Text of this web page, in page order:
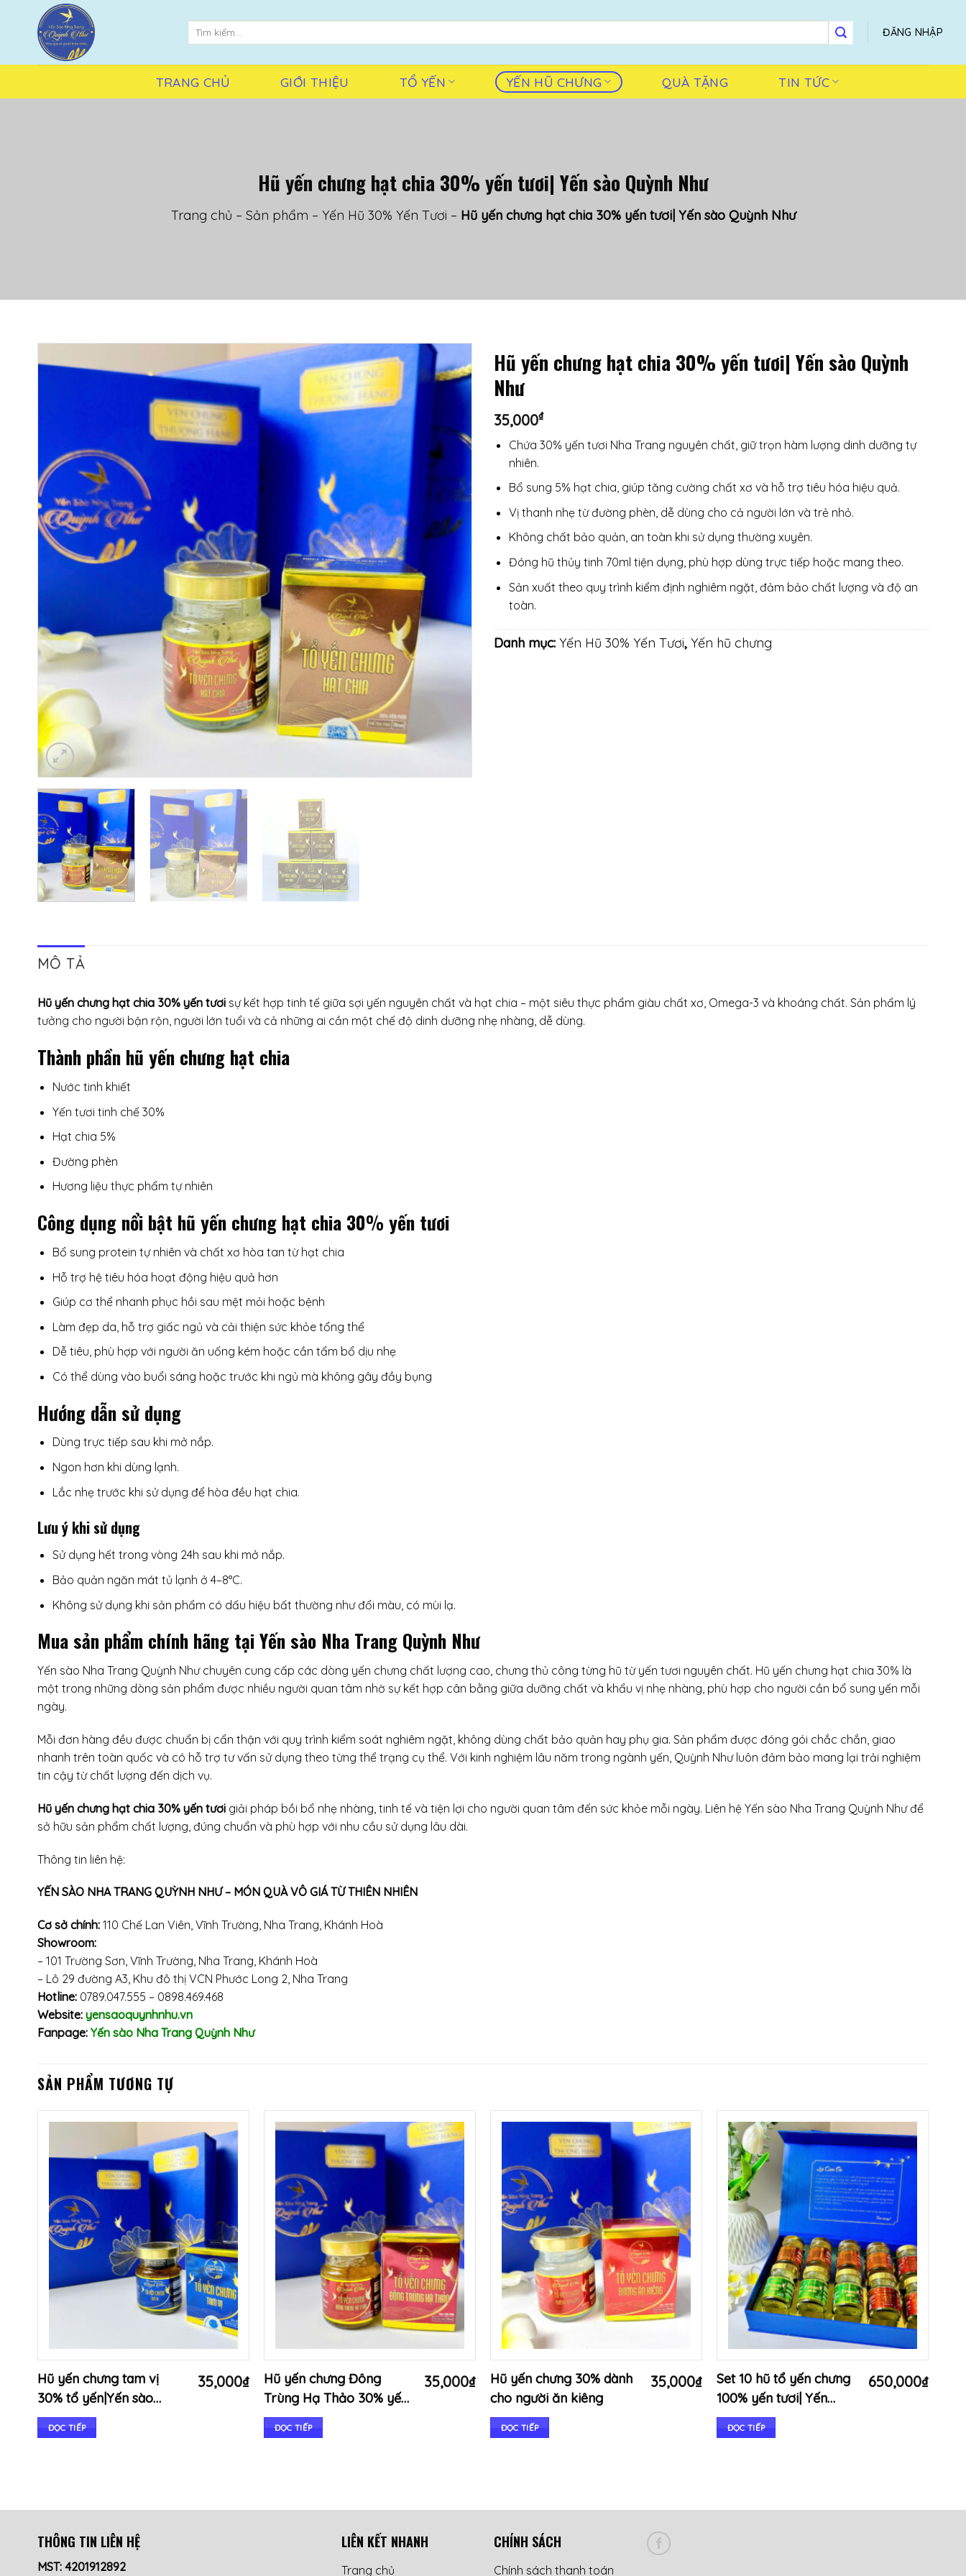
content
ĐĂNG NHẬP
TRANG CHỦ GIỚI THIỆU TỔ YẾN YẾN HŨ CHƯNG QUÀ TẶNG TIN TỨC
Hũ yến chưng hạt chia 30% yến tươi| Yến sào Quỳnh Như
Trang chủ – Sản phẩm – Yến Hũ 30% Yến Tươi – Hũ yến chưng hạt chia 30% yến tươi| Yến sào Quỳnh Như
Hũ yến chưng hạt chia 30% yến tươi| Yến sào Quỳnh
Như
35,000₫
Chứa 30% yến tươi Nha Trang nguyên chất, giữ trọn hàm lượng dinh dưỡng tự
nhiên.
Bổ sung 5% hạt chia, giúp tăng cường chất xơ và hỗ trợ tiêu hóa hiệu quả.
Vị thanh nhẹ từ đường phèn, dễ dùng cho cả người lớn và trẻ nhỏ.
Không chất bảo quản, an toàn khi sử dụng thường xuyên.
Đóng hũ thủy tinh 70ml tiện dụng, phù hợp dùng trực tiếp hoặc mang theo.
Sản xuất theo quy trình kiểm định nghiêm ngặt, đảm bảo chất lượng và độ an
toàn.
Danh mục: Yến Hũ 30% Yến Tươi, Yến hũ chưng
MÔ TẢ
Hũ yến chưng hạt chia 30% yến tươi sự kết hợp tinh tế giữa sợi yến nguyên chất và hạt chia – một siêu thực phẩm giàu chất xơ, Omega-3 và khoáng chất. Sản phẩm lý
tưởng cho người bận rộn, người lớn tuổi và cả những ai cần một chế độ dinh dưỡng nhẹ nhàng, dễ dùng.
Thành phần hũ yến chưng hạt chia
Nước tinh khiết
Yến tươi tinh chế 30%
Hạt chia 5%
Đường phèn
Hương liệu thực phẩm tự nhiên
Công dụng nổi bật hũ yến chưng hạt chia 30% yến tươi
Bổ sung protein tự nhiên và chất xơ hòa tan từ hạt chia
Hỗ trợ hệ tiêu hóa hoạt động hiệu quả hơn
Giúp cơ thể nhanh phục hồi sau mệt mỏi hoặc bệnh
Làm đẹp da, hỗ trợ giấc ngủ và cải thiện sức khỏe tổng thể
Dễ tiêu, phù hợp với người ăn uống kém hoặc cần tẩm bổ dịu nhẹ
Có thể dùng vào buổi sáng hoặc trước khi ngủ mà không gây đầy bụng
Hướng dẫn sử dụng
Dùng trực tiếp sau khi mở nắp.
Ngon hơn khi dùng lạnh.
Lắc nhẹ trước khi sử dụng để hòa đều hạt chia.
Lưu ý khi sử dụng
Sử dụng hết trong vòng 24h sau khi mở nắp.
Bảo quản ngăn mát tủ lạnh ở 4–8°C.
Không sử dụng khi sản phẩm có dấu hiệu bất thường như đổi màu, có mùi lạ.
Mua sản phẩm chính hãng tại Yến sào Nha Trang Quỳnh Như
Yến sào Nha Trang Quỳnh Như chuyên cung cấp các dòng yến chưng chất lượng cao, chưng thủ công từng hũ từ yến tươi nguyên chất. Hũ yến chưng hạt chia 30% là
một trong những dòng sản phẩm được nhiều người quan tâm nhờ sự kết hợp cân bằng giữa dưỡng chất và khẩu vị nhẹ nhàng, phù hợp cho người cần bổ sung yến mỗi
ngày.
Mỗi đơn hàng đều được chuẩn bị cẩn thận với quy trình kiểm soát nghiêm ngặt, không dùng chất bảo quản hay phụ gia. Sản phẩm được đóng gói chắc chắn, giao
nhanh trên toàn quốc và có hỗ trợ tư vấn sử dụng theo từng thể trạng cụ thể. Với kinh nghiệm lâu năm trong ngành yến, Quỳnh Như luôn đảm bảo mang lại trải nghiệm
tin cậy từ chất lượng đến dịch vụ.
Hũ yến chưng hạt chia 30% yến tươi giải pháp bồi bổ nhẹ nhàng, tinh tế và tiện lợi cho người quan tâm đến sức khỏe mỗi ngày. Liên hệ Yến sào Nha Trang Quỳnh Như để
sở hữu sản phẩm chất lượng, đúng chuẩn và phù hợp với nhu cầu sử dụng lâu dài.
Thông tin liên hệ:
YẾN SÀO NHA TRANG QUỲNH NHƯ – MÓN QUÀ VÔ GIÁ TỪ THIÊN NHIÊN
Cơ sở chính: 110 Chế Lan Viên, Vĩnh Trường, Nha Trang, Khánh Hoà
Showroom:
– 101 Trường Sơn, Vĩnh Trường, Nha Trang, Khánh Hoà
– Lô 29 đường A3, Khu đô thị VCN Phước Long 2, Nha Trang
Hotline: 0789.047.555 – 0898.469.468
Website: yensaoquynhnhu.vn
Fanpage: Yến sào Nha Trang Quỳnh Như
SẢN PHẨM TƯƠNG TỰ
Hũ yến chưng tam vị
30% tổ yến|Yến sào
Quỳnh Như
35,000₫
ĐỌC TIẾP
Hũ yến chưng Đông
Trùng Hạ Thảo 30% yến
tươi
35,000₫
ĐỌC TIẾP
Hũ yến chưng 30% dành
cho người ăn kiêng
35,000₫
ĐỌC TIẾP
Set 10 hũ tổ yến chưng
100% yến tươi| Yến
thượng hạng
650,000₫
ĐỌC TIẾP
THÔNG TIN LIÊN HỆ
MST: 4201912892
LIÊN KẾT NHANH
Trang chủ
CHÍNH SÁCH
Chính sách thanh toán